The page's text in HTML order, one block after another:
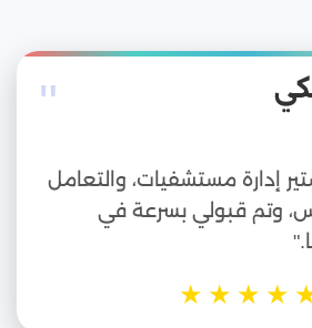
"
إدارة مستشفيات، والتعامل
وتم قبولي بسرعة في
★
★
★
★